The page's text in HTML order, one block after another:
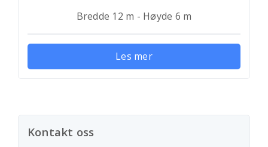
Bredde 12 m - Høyde 6 m
Les mer
Kontakt oss